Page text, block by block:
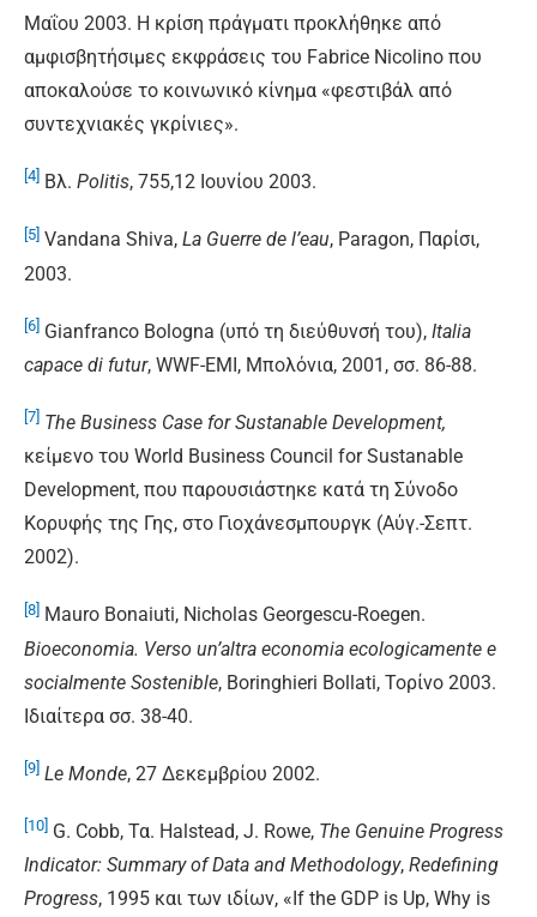
Μαΐου 2003. Η κρίση πράγματι προκλήθηκε από
αμφισβητήσιμες εκφράσεις του Fabrice Nicolino που
αποκαλούσε το κοινωνικό κίνημα «φεστιβάλ από
συντεχνιακές γκρίνιες».
[4] Βλ. Politis, 755,12 Ιουνίου 2003.
[5] Vandana Shiva, La Guerre de l’eau, Paragon, Παρίσι,
2003.
[6] Gianfranco Bologna (υπό τη διεύθυνσή του), Italia
capace di futur, WWF-EMI, Μπολόνια, 2001, σσ. 86-88.
[7] The Business Case for Sustanable Development,
κείμενο του World Business Council for Sustanable
Development, που παρουσιάστηκε κατά τη Σύνοδο
Κορυφής της Γης, στο Γιοχάνεσμπουργκ (Αύγ.-Σεπτ.
2002).
[8] Mauro Bonaiuti, Nicholas Georgescu-Roegen.
Bioeconomia. Verso un’altra economia ecologicamente e
socialmente Sostenible, Boringhieri Bollati, Τορίνο 2003.
Ιδιαίτερα σσ. 38-40.
[9] Le Monde, 27 Δεκεμβρίου 2002.
[10] G. Cobb, Τα. Halstead, J. Rowe, The Genuine Progress
Indicator: Summary of Data and Methodology, Redefining
Progress, 1995 και των ιδίων, «If the GDP is Up, Why is